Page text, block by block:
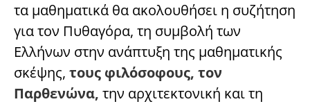
τα μαθηματικά θα ακολουθήσει η συζήτηση
για τον Πυθαγόρα, τη συμβολή των
Ελλήνων στην ανάπτυξη της μαθηματικής
σκέψης, τους φιλόσοφους, τον
Παρθενώνα, την αρχιτεκτονική και τη